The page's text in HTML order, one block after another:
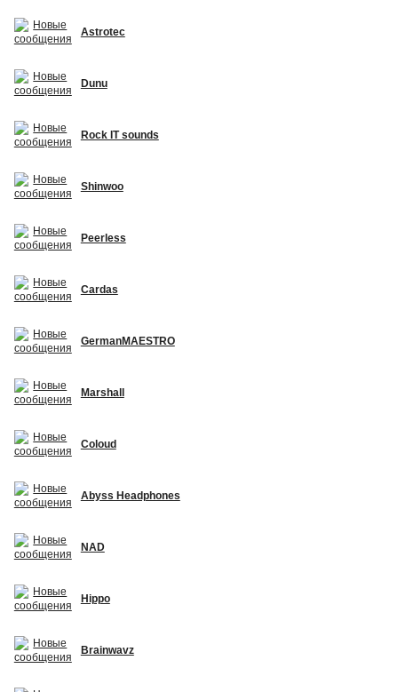
Astrotec
Dunu
Rock IT sounds
Shinwoo
Peerless
Cardas
GermanMAESTRO
Marshall
Coloud
Abyss Headphones
NAD
Hippo
Brainwavz